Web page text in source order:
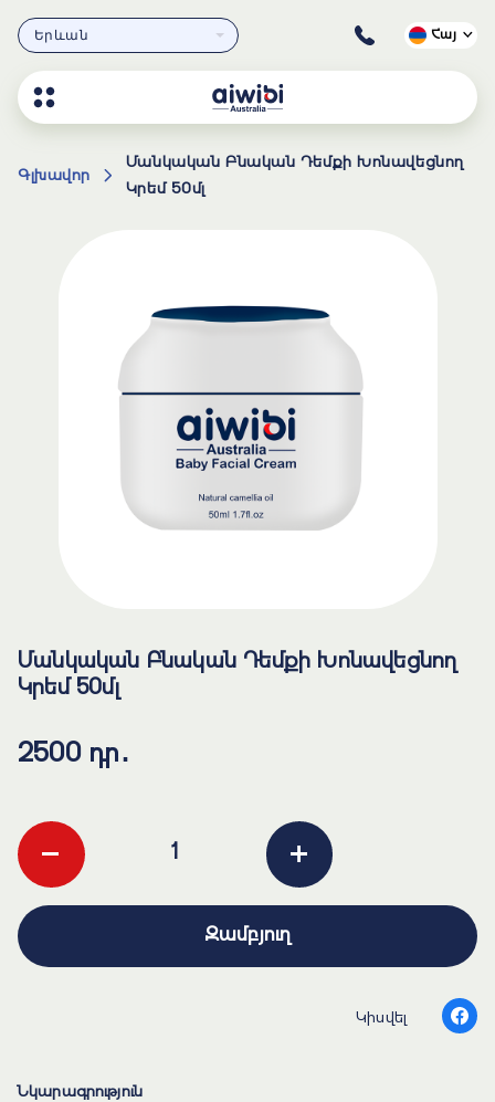
Երևան Հայ
Գլխավոր
Մանկական Բնական Դեմքի Խոնավեցնող
Կրեմ 50մլ
Մանկական Բնական Դեմքի Խոնավեցնող
Կրեմ 50մլ
2500 դր․
- +
Զամբյուղ
Կիսվել
Նկարագրություն